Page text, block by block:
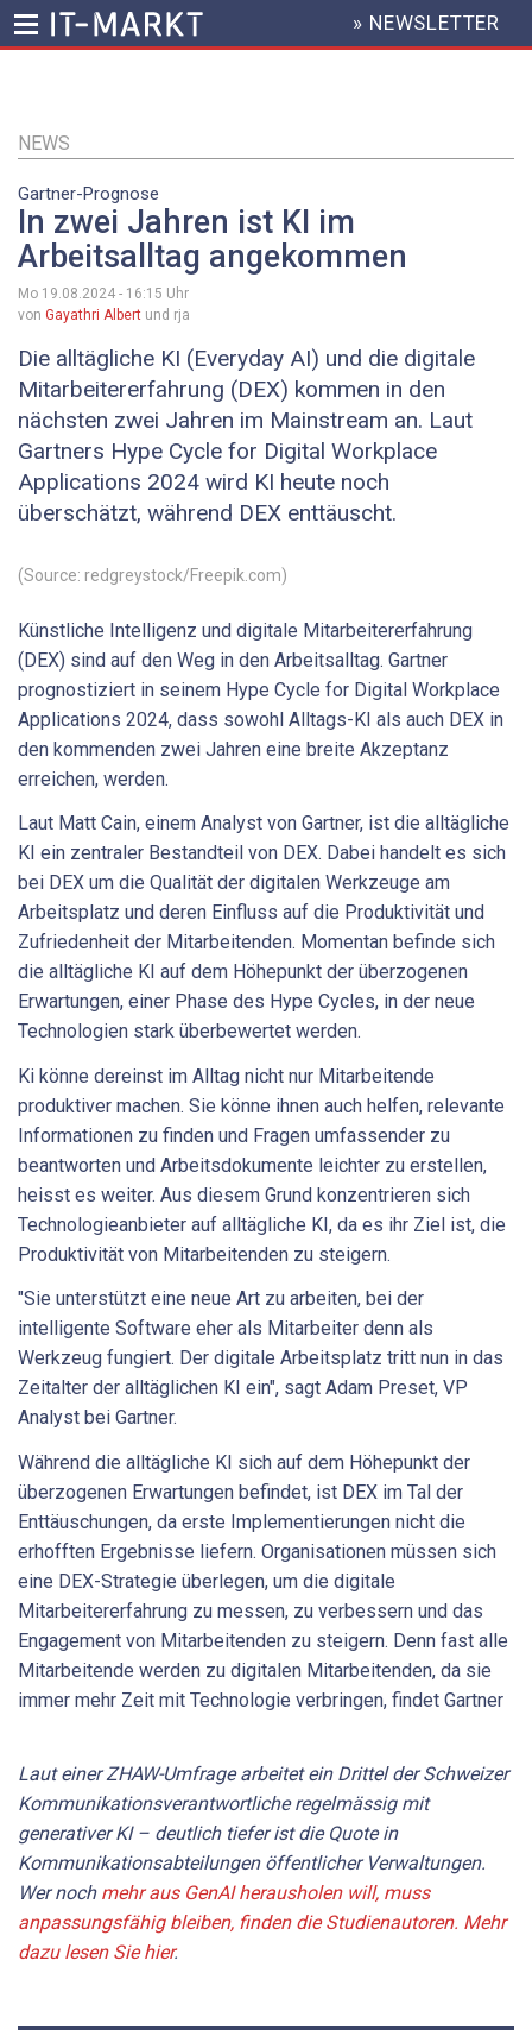
Inhalt
HEADER
MENU
» NEWSLETTER
NEWS
Gartner-Prognose
In zwei Jahren ist KI im
Arbeitsalltag angekommen
Mo 19.08.2024 - 16:15 Uhr
von Gayathri Albert und rja
Die alltägliche KI (Everyday AI) und die digitale
Mitarbeitererfahrung (DEX) kommen in den
nächsten zwei Jahren im Mainstream an. Laut
Gartners Hype Cycle for Digital Workplace
Applications 2024 wird KI heute noch
überschätzt, während DEX enttäuscht.
(Source: redgreystock/Freepik.com)
Künstliche Intelligenz und digitale Mitarbeitererfahrung
(DEX) sind auf den Weg in den Arbeitsalltag. Gartner
prognostiziert in seinem Hype Cycle for Digital Workplace
Applications 2024, dass sowohl Alltags-KI als auch DEX in
den kommenden zwei Jahren eine breite Akzeptanz
erreichen, werden.
Laut Matt Cain, einem Analyst von Gartner, ist die alltägliche
KI ein zentraler Bestandteil von DEX. Dabei handelt es sich
bei DEX um die Qualität der digitalen Werkzeuge am
Arbeitsplatz und deren Einfluss auf die Produktivität und
Zufriedenheit der Mitarbeitenden. Momentan befinde sich
die alltägliche KI auf dem Höhepunkt der überzogenen
Erwartungen, einer Phase des Hype Cycles, in der neue
Technologien stark überbewertet werden.
Ki könne dereinst im Alltag nicht nur Mitarbeitende
produktiver machen. Sie könne ihnen auch helfen, relevante
Informationen zu finden und Fragen umfassender zu
beantworten und Arbeitsdokumente leichter zu erstellen,
heisst es weiter. Aus diesem Grund konzentrieren sich
Technologieanbieter auf alltägliche KI, da es ihr Ziel ist, die
Produktivität von Mitarbeitenden zu steigern.
"Sie unterstützt eine neue Art zu arbeiten, bei der
intelligente Software eher als Mitarbeiter denn als
Werkzeug fungiert. Der digitale Arbeitsplatz tritt nun in das
Zeitalter der alltäglichen KI ein", sagt Adam Preset, VP
Analyst bei Gartner.
Während die alltägliche KI sich auf dem Höhepunkt der
überzogenen Erwartungen befindet, ist DEX im Tal der
Enttäuschungen, da erste Implementierungen nicht die
erhofften Ergebnisse liefern. Organisationen müssen sich
eine DEX-Strategie überlegen, um die digitale
Mitarbeitererfahrung zu messen, zu verbessern und das
Engagement von Mitarbeitenden zu steigern. Denn fast alle
Mitarbeitende werden zu digitalen Mitarbeitenden, da sie
immer mehr Zeit mit Technologie verbringen, findet Gartner
Laut einer ZHAW-Umfrage arbeitet ein Drittel der Schweizer
Kommunikationsverantwortliche regelmässig mit
generativer KI – deutlich tiefer ist die Quote in
Kommunikationsabteilungen öffentlicher Verwaltungen.
Wer noch mehr aus GenAI herausholen will, muss
anpassungsfähig bleiben, finden die Studienautoren. Mehr
dazu lesen Sie hier.